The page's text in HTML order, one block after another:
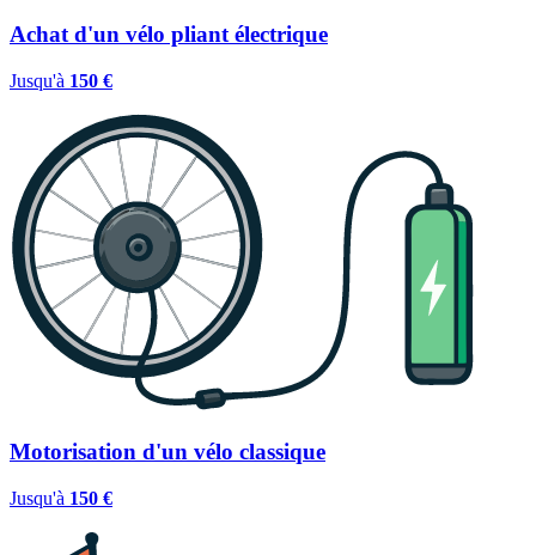
Achat d'un vélo pliant électrique
Jusqu'à 150 €
Motorisation d'un vélo classique
Jusqu'à 150 €